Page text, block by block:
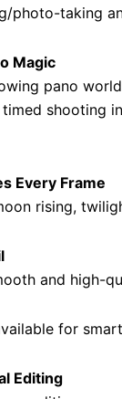
photo-taking
Magic
pano
shooting
Every Frame
rising,
and high-
for
Editing